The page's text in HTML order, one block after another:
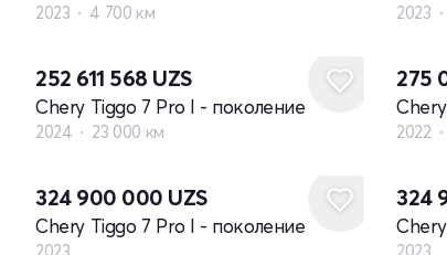
2023 4 700 км 2023
252 611 568 UZS
Chery Tiggo 7 Pro I - поколение
2024 23 000 км
275
2022
324 900 000 UZS
Chery Tiggo 7 Pro I - поколение
324